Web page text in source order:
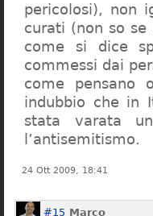
pericolosi), non
curati (non so se
come si dice
commessi dai
come pensano
indubbio che in
stata varata
l’antisemitismo.
24 Ott 2009, 18:41
#15 Marco